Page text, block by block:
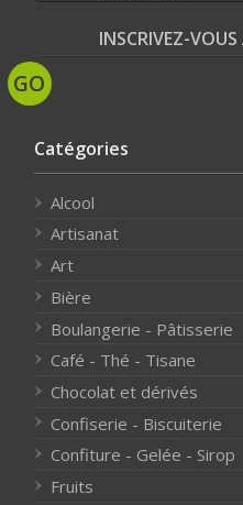
INSCRIVEZ-
Catégories
Alcool
Artisanat
Art
Bière
Boulangerie - Pâtisserie
Café - Thé - Tisane
Chocolat et dérivés
Confiserie - Biscuiterie
Confiture - Gelée - Sirop
Fruits